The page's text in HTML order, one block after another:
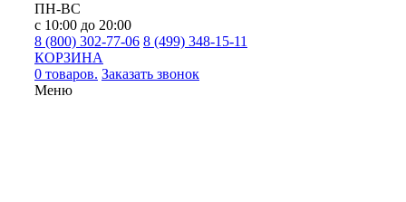
ПН-ВС
с 10:00 до 20:00
8 (800) 302-77-06 8 (499) 348-15-11
КОРЗИНА
0 товаров. Заказать звонок
Меню